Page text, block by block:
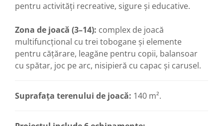
pentru activități recreative, sigure și educative.
Zona de joacă (3–14): complex de joacă
multifuncțional cu trei tobogane și elemente
pentru cățărare, leagăne pentru copii, balansoar
cu spătar, joc pe arc, nisipieră cu capac și carusel.
Suprafața terenului de joacă: 140 m².